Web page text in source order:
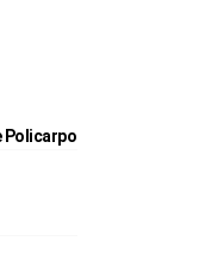
Policarpo